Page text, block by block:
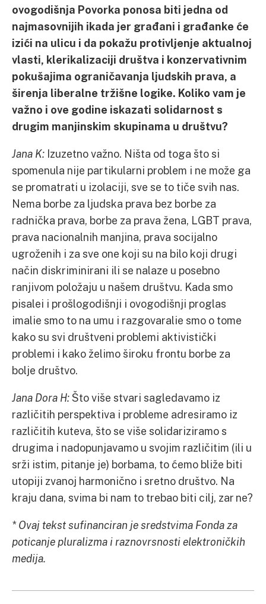
ovogodišnja Povorka ponosa biti jedna od
najmasovnijih ikada jer građani i građanke će
izići na ulicu i da pokažu protivljenje aktualnoj
vlasti, klerikalizaciji društva i konzervativnim
pokušajima ograničavanja ljudskih prava, a
širenja liberalne tržišne logike. Koliko vam je
važno i ove godine iskazati solidarnost s
drugim manjinskim skupinama u društvu?
Jana K: Izuzetno važno. Ništa od toga što si
spomenula nije partikularni problem i ne može ga
se promatrati u izolaciji, sve se to tiče svih nas.
Nema borbe za ljudska prava bez borbe za
radnička prava, borbe za prava žena, LGBT prava,
prava nacionalnih manjina, prava socijalno
ugroženih i za sve one koji su na bilo koji drugi
način diskriminirani ili se nalaze u posebno
ranjivom položaju u našem društvu. Kada smo
pisalei i prošlogodišnji i ovogodišnji proglas
imalie smo to na umu i razgovaralie smo o tome
kako su svi društveni problemi aktivistički
problemi i kako želimo široku frontu borbe za
bolje društvo.
Jana Dora H:Što više stvari sagledavamo iz
različitih perspektiva i probleme adresiramo iz
različitih kuteva, što se više solidariziramo s
drugima i nadopunjavamo u svojim različitim (ili u
srži istim, pitanje je) borbama, to ćemo bliže biti
utopiji zvanoj harmonično i sretno društvo. Na
kraju dana, svima bi nam to trebao biti cilj, zar ne?
* Ovaj tekst sufinanciran je sredstvima Fonda za
poticanje pluralizma i raznovrsnosti elektroničkih
medija.